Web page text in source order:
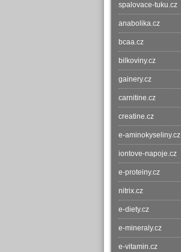
spalovace-tuku.cz
anabolika.cz
bcaa.cz
bilkoviny.cz
gainery.cz
carnitine.cz
creatine.cz
e-aminokyseliny.cz
iontove-napoje.cz
e-proteiny.cz
nitrix.cz
e-diety.cz
e-mineraly.cz
e-vitamin.cz